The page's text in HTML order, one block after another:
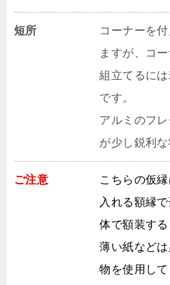
短所
コーナーを
ますが、コ
組立てるに
です。
アルミのフ
が少し鋭利な
ご注意
こちらの仮
入れる額縁
体で額装する
薄い紙など
物を使用して